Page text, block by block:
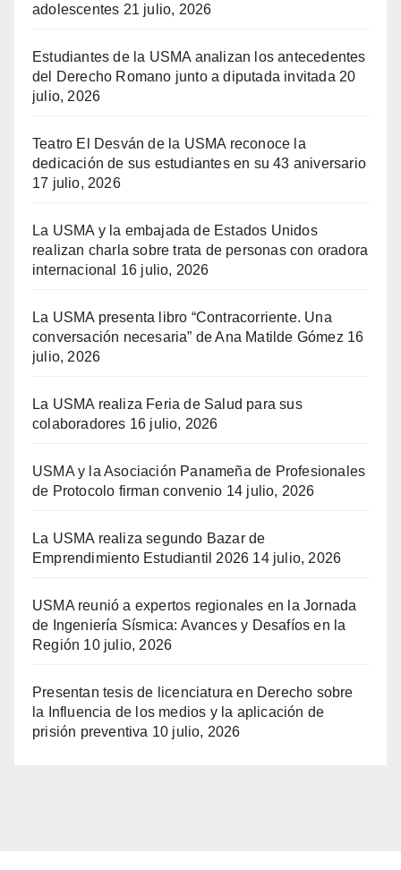
adolescentes 21 julio, 2026
Estudiantes de la USMA analizan los antecedentes
del Derecho Romano junto a diputada invitada 20
julio, 2026
Teatro El Desván de la USMA reconoce la
dedicación de sus estudiantes en su 43 aniversario
17 julio, 2026
La USMA y la embajada de Estados Unidos
realizan charla sobre trata de personas con oradora
internacional
16 julio, 2026
La USMA presenta libro “Contracorriente. Una
conversación necesaria” de Ana Matilde Gómez 16
julio, 2026
La USMA realiza Feria de Salud para sus
colaboradores 16 julio, 2026
USMA y la Asociación Panameña de Profesionales
de Protocolo firman convenio 14 julio, 2026
La USMA realiza segundo Bazar de
Emprendimiento Estudiantil 2026 14 julio, 2026
USMA reunió a expertos regionales en la Jornada
de Ingeniería Sísmica: Avances y Desafíos en la
Región 10 julio, 2026
Presentan tesis de licenciatura en Derecho sobre
la Influencia de los medios y la aplicación de
prisión preventiva 10 julio, 2026